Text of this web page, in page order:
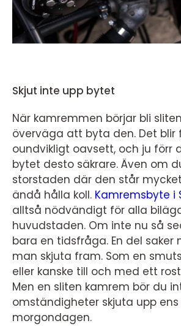
Skjut inte upp bytet
När kamremmen börjar bli
överväga att byta den. Det blir
oundvikligt oavsett, och ju förr
bytet desto säkrare. Även om
storstaden där den står
ändå hålla koll. Kamremsbyte i
alltså nödvändigt för alla
huvudstaden. Om inte nu så
bara en tidsfråga. En del saker
man skjuta fram. Som en
eller kanske till och med ett
Men en sliten kamrem bör du
omständigheter skjuta upp ens
morgondagen.